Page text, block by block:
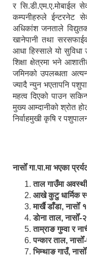
र सि.डी.एम.ए.मोबाईल
कम्पनीहरुले ईन्टरनेट
अधिकांश जनताले
खानेपानी तथा
आधा हिस्साले यो सुविधा
शिक्षा क्षेत्रमा भने
जमिनको उपलब्धता
ज्यादै न्युन भएतापनि
महत्व दिएको पाउन
मुख्य आम्दानीको श्रोत
निर्वाहमुखी कृषि र
नासोँ गा.पा.मा भएका
ताल गाउँमा
आखे कुटु धार्मिक
मार्खै डाँडा, नासोँ
डाेना ताल, नासोँ-२
ताम्राङ गुम्वा र
पन्कार ताल,
भिम्थाङ गाउँ,